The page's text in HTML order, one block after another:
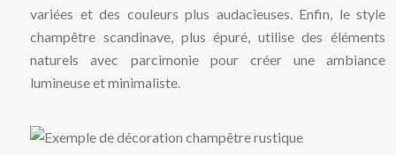
variées et des couleurs plus audacieuses. Enfin, le style
champêtre scandinave, plus épuré, utilise des éléments
naturels avec parcimonie pour créer une ambiance
lumineuse et minimaliste.